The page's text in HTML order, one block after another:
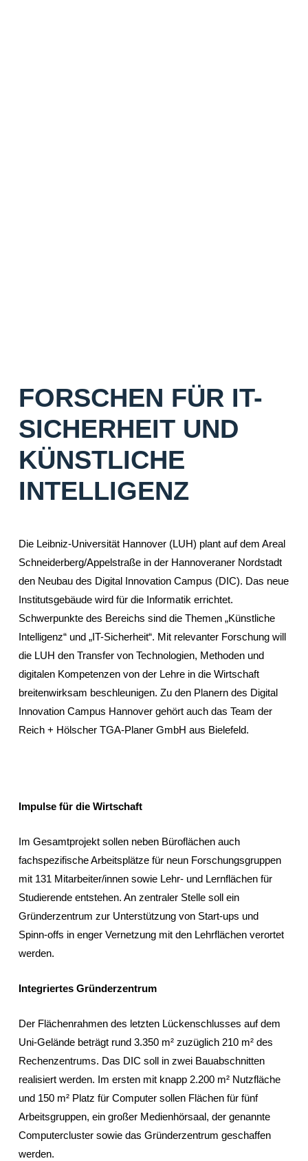
FORSCHEN FÜR IT-
SICHERHEIT UND
KÜNSTLICHE
INTELLIGENZ
Die Leibniz-Universität Hannover (LUH) plant auf dem Areal
Schneiderberg/Appelstraße in der Hannoveraner Nordstadt
den Neubau des Digital Innovation Campus (DIC). Das neue
Institutsgebäude wird für die Informatik errichtet.
Schwerpunkte des Bereichs sind die Themen „Künstliche
Intelligenz“ und „IT-Sicherheit“. Mit relevanter Forschung will
die LUH den Transfer von Technologien, Methoden und
digitalen Kompetenzen von der Lehre in die Wirtschaft
breitenwirksam beschleunigen. Zu den Planern des Digital
Innovation Campus Hannover gehört auch das Team der
Reich + Hölscher TGA-Planer GmbH aus Bielefeld.
Impulse für die Wirtschaft
Im Gesamtprojekt sollen neben Büroflächen auch
fachspezifische Arbeitsplätze für neun Forschungsgruppen
mit 131 Mitarbeiter/innen sowie Lehr- und Lernflächen für
Studierende entstehen. An zentraler Stelle soll ein
Gründerzentrum zur Unterstützung von Start-ups und
Spinn-offs in enger Vernetzung mit den Lehrflächen verortet
werden.
Integriertes Gründerzentrum
Der Flächenrahmen des letzten Lückenschlusses auf dem
Uni-Gelände beträgt rund 3.350 m² zuzüglich 210 m² des
Rechenzentrums. Das DIC soll in zwei Bauabschnitten
realisiert werden. Im ersten mit knapp 2.200 m² Nutzfläche
und 150 m² Platz für Computer sollen Flächen für fünf
Arbeitsgruppen, ein großer Medienhörsaal, der genannte
Computercluster sowie das Gründerzentrum geschaffen
werden.